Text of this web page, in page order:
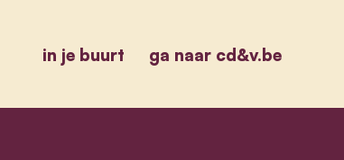
in je buurt ga naar cd&v.be